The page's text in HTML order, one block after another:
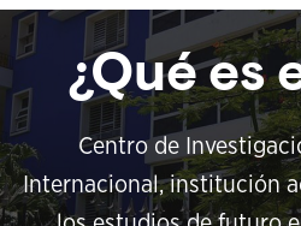
¿Qué es
Centro de
Internacional, institución